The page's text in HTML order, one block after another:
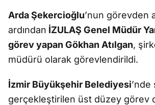
Arda Şekercioğlu’nun görevden
ardından İZULAŞ Genel Müdür
görev yapan Gökhan Atılgan,
müdürü olarak görevlendirildi.
İzmir Büyükşehir Belediyesi
gerçekleştirilen üst düzey görev